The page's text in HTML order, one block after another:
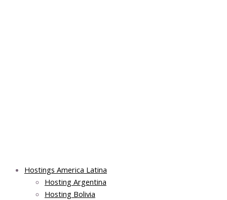
Hostings America Latina
Hosting Argentina
Hosting Bolivia